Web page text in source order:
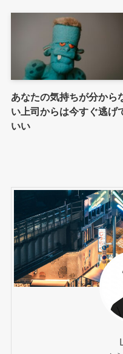
あなたの気持ちが分から
い上司からは今すぐ逃げ
いい